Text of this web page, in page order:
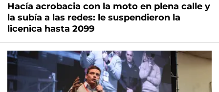
Hacía acrobacia con la moto en plena calle y
la subía a las redes: le suspendieron la
licenica hasta 2099